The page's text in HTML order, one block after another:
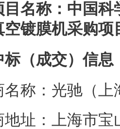
目名称：中国
空镀膜机采购项
标（成交）信息
名称：光驰（上
地址：上海市宝